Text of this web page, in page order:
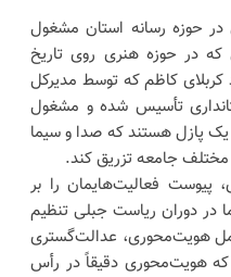
در حوزه رسانه استان مشغول
در حوزه هنری روی تاریخ
کاظم که توسط مدیرکل
تأسیس شده و مشغول
پازل هستند که صدا و سیما
مختلف جامعه تزریق کند.
پیوست فعالیت‌هایمان را بر
دوران ریاست جبلی تنظیم
هویت‌محوری، عدالت‌گستری
هویت‌محوری دقیقاً در رأس